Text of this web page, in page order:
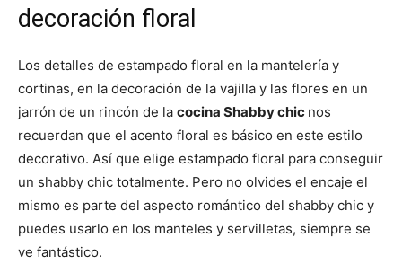
decoración floral
Los detalles de estampado floral en la mantelería y
cortinas, en la decoración de la vajilla y las flores en un
jarrón de un rincón de la cocina Shabby chic nos
recuerdan que el acento floral es básico en este estilo
decorativo. Así que elige estampado floral para conseguir
un shabby chic totalmente. Pero no olvides el encaje el
mismo es parte del aspecto romántico del shabby chic y
puedes usarlo en los manteles y servilletas, siempre se
ve fantástico.